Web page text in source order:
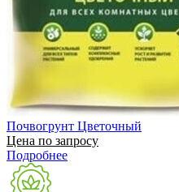
Почвогрунт Цветочный
Цена по запросу
Подробнее